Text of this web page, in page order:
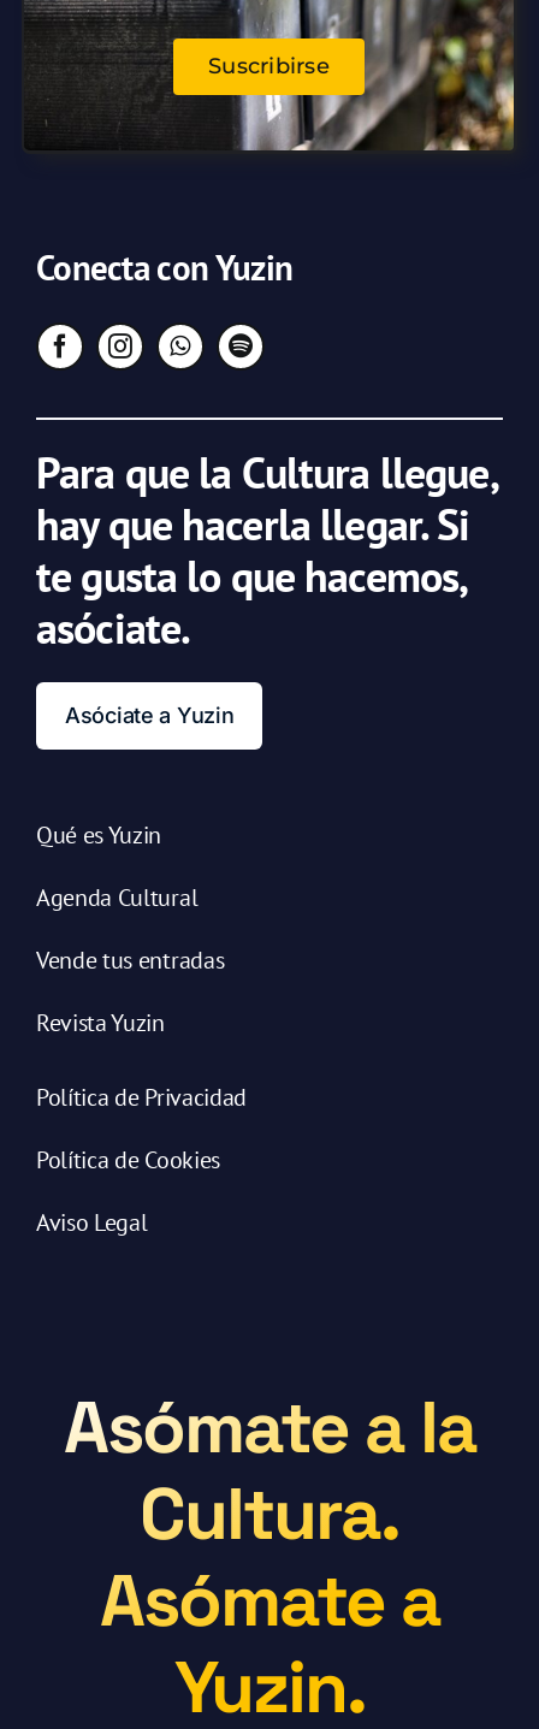
Suscribirse
Conecta con Yuzin
Para que la Cultura llegue,
hay que hacerla llegar. Si
te gusta lo que hacemos,
asóciate.
Asóciate a Yuzin
Qué es Yuzin
Agenda Cultural
Vende tus entradas
Revista Yuzin
Política de Privacidad
Política de Cookies
Aviso Legal
Asómate a la
Cultura.
Asómate a
Yuzin.